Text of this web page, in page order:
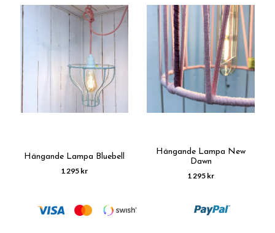
Hängande Lampa Bluebell
1 295 kr
Hängande Lampa New
Dawn
1 295 kr